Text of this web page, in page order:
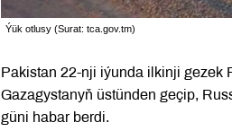
Ýük otlusy (Surat: tca.gov.tm)
Pakistan 22-nji iýunda ilkinji gezek
Gazagystanyň üstünden geçip,
güni habar berdi.